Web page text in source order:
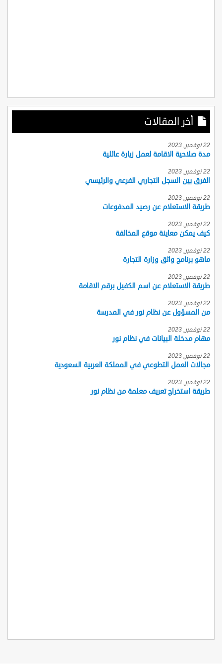
أخر المقالات
22 نوفمبر, 2023
مدة صلاحية الاقامة لعمل زيارة عائلية
22 نوفمبر, 2023
الفرق بين السجل التجاري الفرعي والرئيسي
22 نوفمبر, 2023
طريقة الاستعلام عن رصيد المدفوعات
22 نوفمبر, 2023
كيف يمكن معاينة موقع المخالفة
22 نوفمبر, 2023
ماهو برنامج واثق وزارة التجارة
22 نوفمبر, 2023
طريقة الاستعلام عن اسم الكفيل برقم الاقامة
22 نوفمبر, 2023
من المسؤول عن نظام نور في المدرسة
22 نوفمبر, 2023
مهام مدخلة البيانات في نظام نور
22 نوفمبر, 2023
مجالات العمل التطوعي في المملكة العربية السعودية
22 نوفمبر, 2023
طريقة استخراج تعريف معلمة من نظام نور